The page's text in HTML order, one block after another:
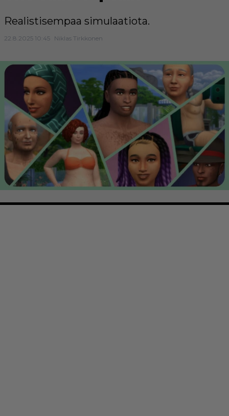
Realistisempaa simulaatiota.
22.8.2025 10:45 Niklas Tirkkonen